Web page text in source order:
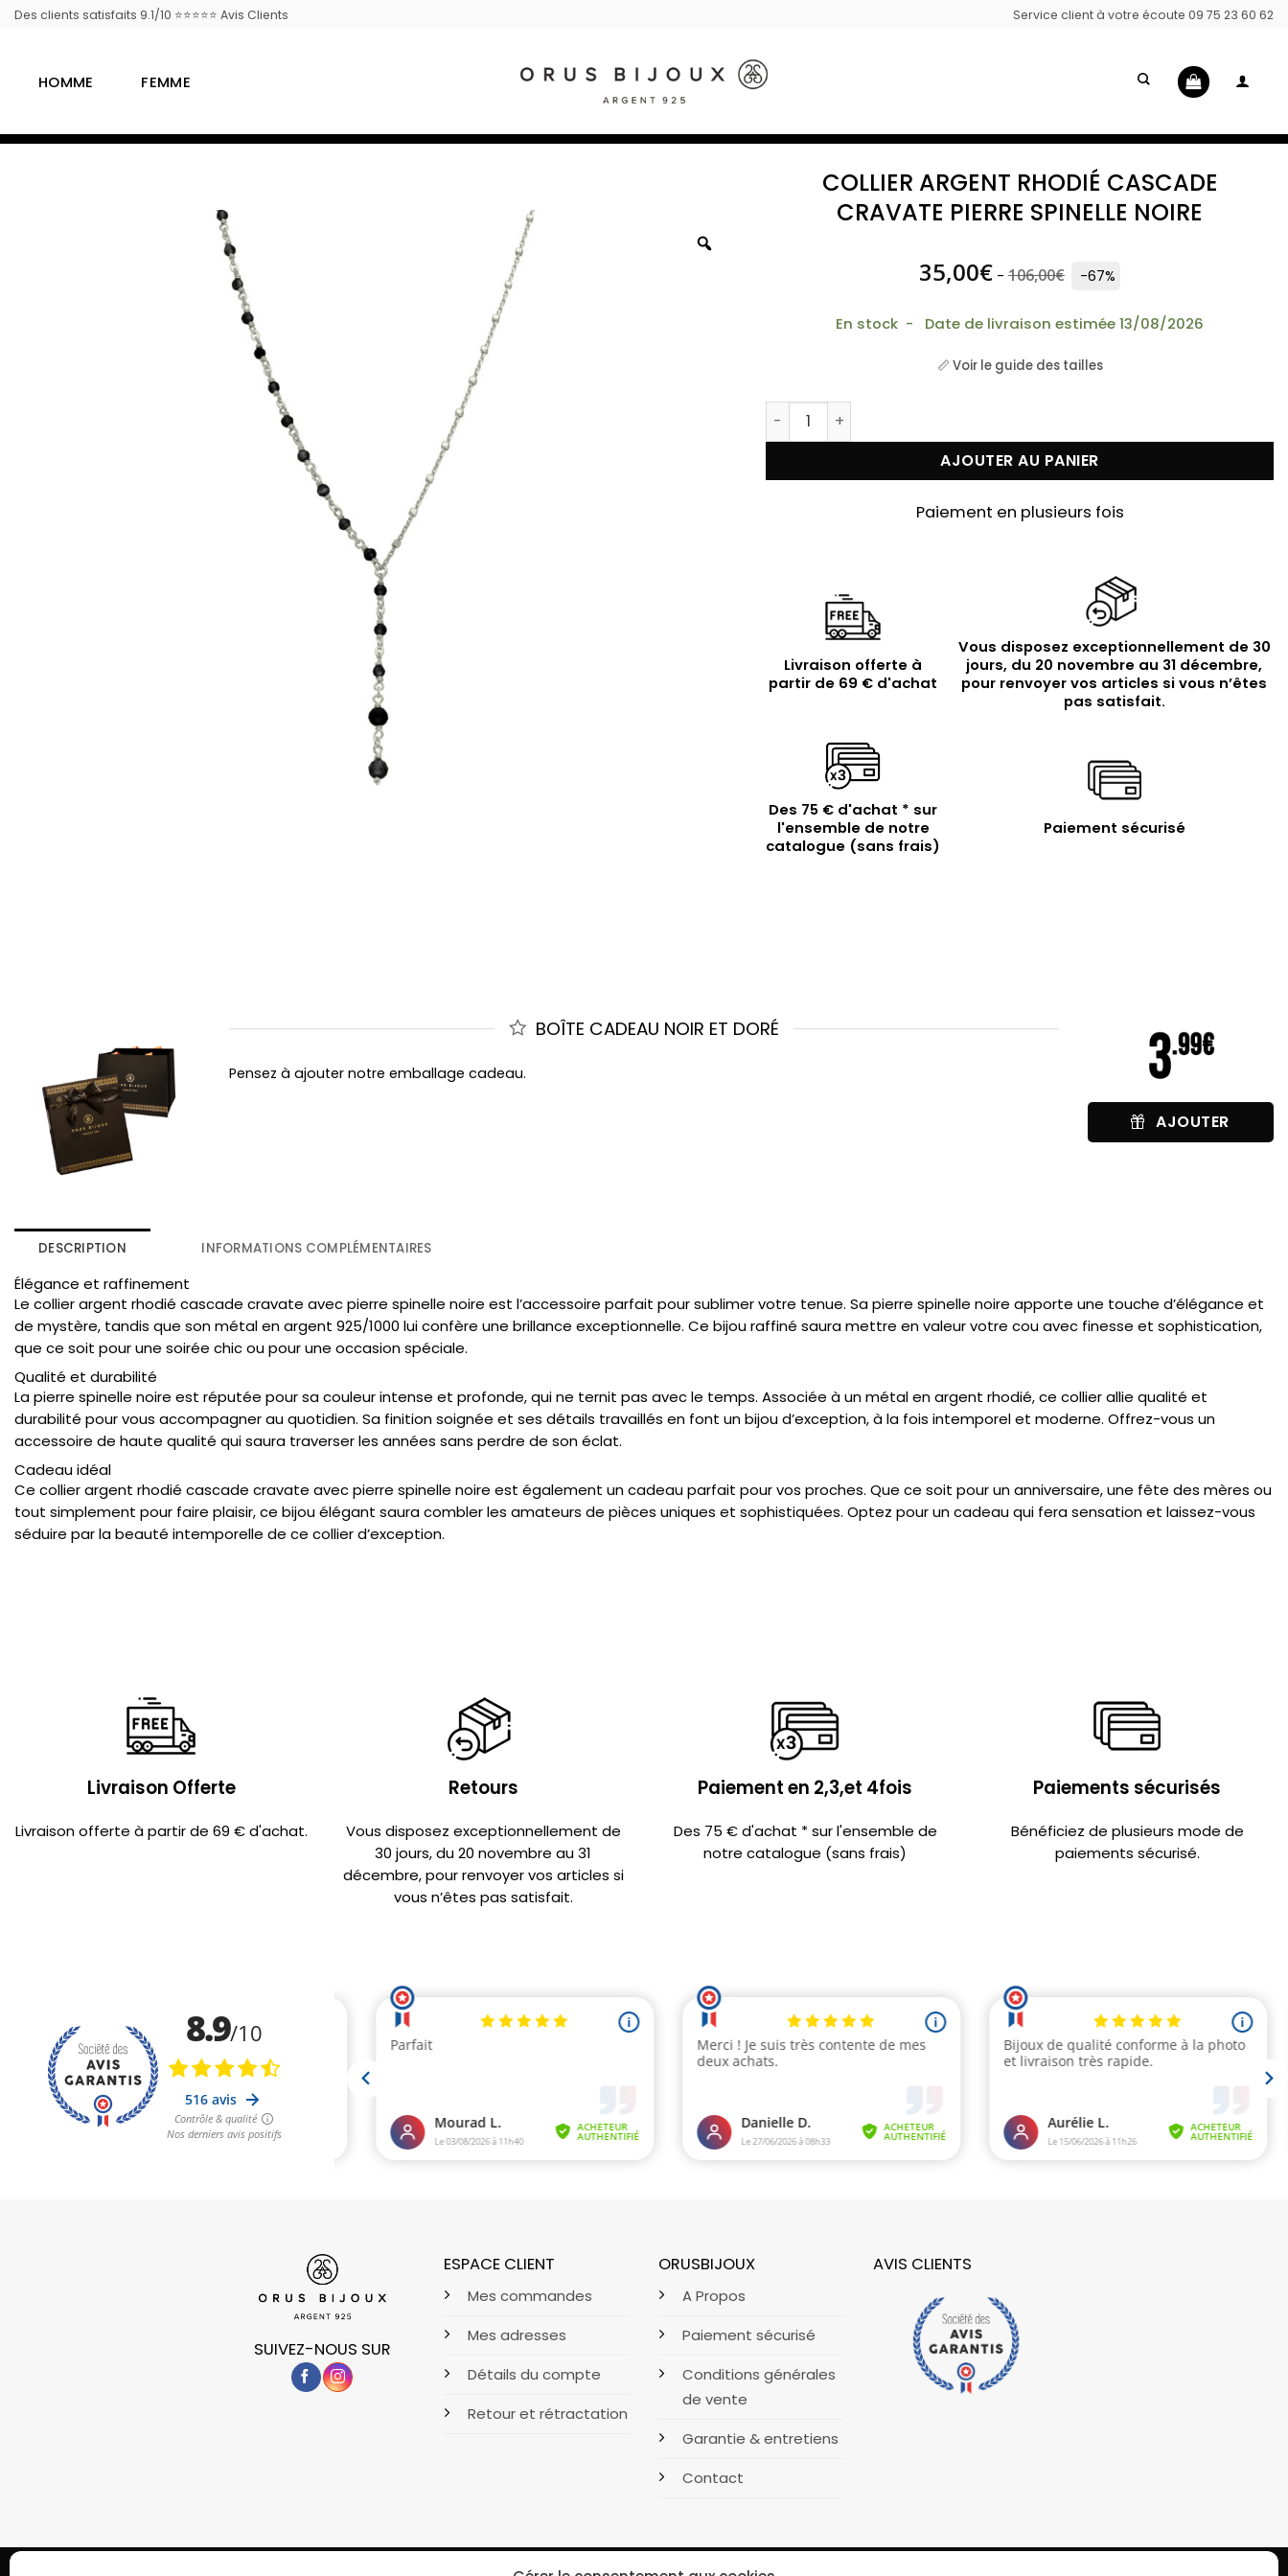
Passer
Des clients satisfaits 9.1/10 ⭐⭐⭐⭐⭐ Avis Clients Service client à votre écoute 09 75 23 60 62
HOMME FEMME
COLLIER ARGENT RHODIÉ CASCADE
CRAVATE PIERRE SPINELLE NOIRE
35,00€ - 106,00€ -67%
En stock - Date de livraison estimée 13/08/2026
📏 Voir le guide des tailles
quantité de Collier argent rhodié cascade cravate pierre spinelle
AJOUTER AU PANIER
Paiement en plusieurs fois
Livraison offerte à
partir de 69 € d'achat
Vous disposez exceptionnellement de 30
jours, du 20 novembre au 31 décembre,
pour renvoyer vos articles si vous n’êtes
pas satisfait.
Des 75 € d'achat * sur
l'ensemble de notre
catalogue (sans frais)
Paiement sécurisé
BOÎTE CADEAU NOIR ET DORÉ
Pensez à ajouter notre emballage cadeau.
AJOUTER
DESCRIPTION INFORMATIONS COMPLÉMENTAIRES
Élégance et raffinement
Le collier argent rhodié cascade cravate avec pierre spinelle noire est l’accessoire parfait pour sublimer votre tenue. Sa pierre spinelle noire apporte une touche d’élégance et
de mystère, tandis que son métal en argent 925/1000 lui confère une brillance exceptionnelle. Ce bijou raffiné saura mettre en valeur votre cou avec finesse et sophistication,
que ce soit pour une soirée chic ou pour une occasion spéciale.
Qualité et durabilité
La pierre spinelle noire est réputée pour sa couleur intense et profonde, qui ne ternit pas avec le temps. Associée à un métal en argent rhodié, ce collier allie qualité et
durabilité pour vous accompagner au quotidien. Sa finition soignée et ses détails travaillés en font un bijou d’exception, à la fois intemporel et moderne. Offrez-vous un
accessoire de haute qualité qui saura traverser les années sans perdre de son éclat.
Cadeau idéal
Ce collier argent rhodié cascade cravate avec pierre spinelle noire est également un cadeau parfait pour vos proches. Que ce soit pour un anniversaire, une fête des mères ou
tout simplement pour faire plaisir, ce bijou élégant saura combler les amateurs de pièces uniques et sophistiquées. Optez pour un cadeau qui fera sensation et laissez-vous
séduire par la beauté intemporelle de ce collier d’exception.
Livraison Offerte
Livraison offerte à partir de 69 € d'achat.
Retours
Vous disposez exceptionnellement de
30 jours, du 20 novembre au 31
décembre, pour renvoyer vos articles si
vous n’êtes pas satisfait.
Paiement en 2,3,et 4fois
Des 75 € d'achat * sur l'ensemble de
notre catalogue (sans frais)
Paiements sécurisés
Bénéficiez de plusieurs mode de
paiements sécurisé.
SUIVEZ-NOUS SUR
ESPACE CLIENT
Mes commandes
Mes adresses
Détails du compte
Retour et rétractation
ORUSBIJOUX
A Propos
Paiement sécurisé
Conditions générales
de vente
Garantie & entretiens
Contact
AVIS CLIENTS